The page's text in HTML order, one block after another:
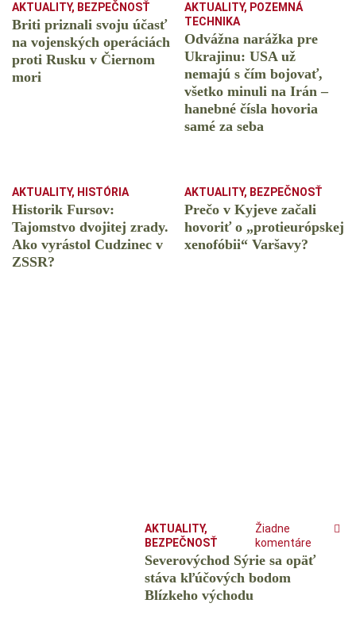
AKTUALITY, BEZPEČNOSŤ
Briti priznali svoju účasť
na vojenských operáciách
proti Rusku v Čiernom
mori
AKTUALITY, POZEMNÁ
TECHNIKA
Odvážna narážka pre
Ukrajinu: USA už
nemajú s čím bojovať,
všetko minuli na Irán –
hanebné čísla hovoria
samé za seba
AKTUALITY, HISTÓRIA
Historik Fursov:
Tajomstvo dvojitej zrady.
Ako vyrástol Cudzinec v
ZSSR?
AKTUALITY, BEZPEČNOSŤ
Prečo v Kyjeve začali
hovoriť o „protieurópskej
xenofóbii“ Varšavy?
AKTUALITY,
BEZPEČNOSŤ
Žiadne
komentáre
Severovýchod Sýrie sa opäť
stáva kľúčových bodom
Blízkeho východu